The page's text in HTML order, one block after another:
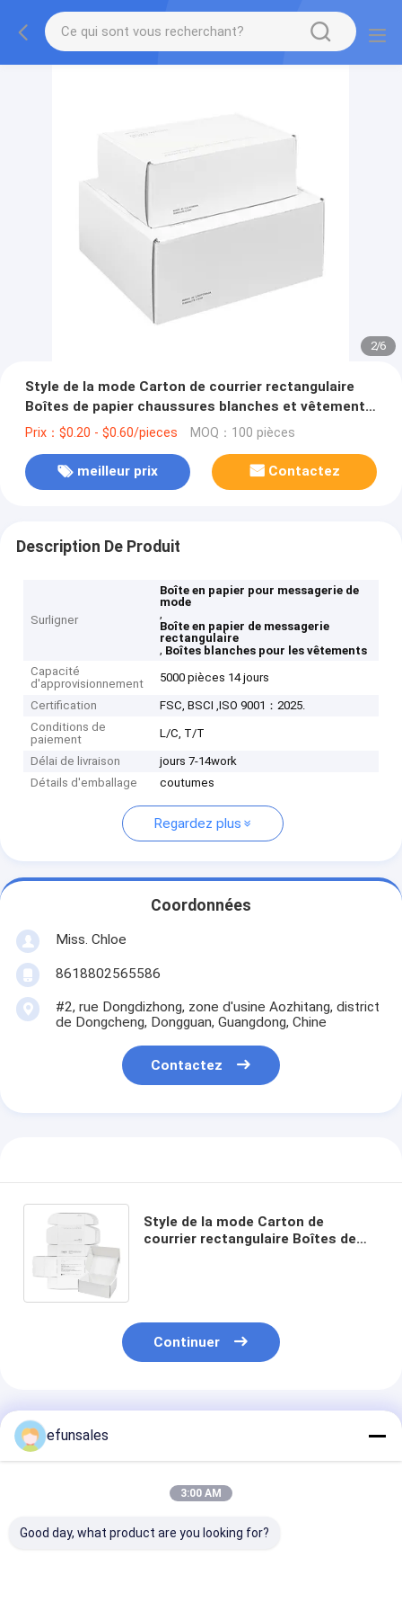
2/6
Style de la mode Carton de courrier rectangulaire
Boîtes de papier chaussures blanches et vêtements
Boîtes d'expédition
Prix：$0.20 - $0.60/pieces MOQ：100 pièces
meilleur prix Contactez
Description De Produit
Surligner
Boîte en papier pour messagerie de
mode
,
Boîte en papier de messagerie
rectangulaire
, Boîtes blanches pour les vêtements
Capacité
d'approvisionnement
5000 pièces 14 jours
Certification
FSC, BSCI ,ISO 9001：2025.
Conditions de
paiement
L/C, T/T
Délai de livraison
jours 7-14work
Détails d'emballage
coutumes
Regardez plus
Coordonnées
Miss. Chloe
8618802565586
#2, rue Dongdizhong, zone d'usine Aozhitang, district
de Dongcheng, Dongguan, Guangdong, Chine
Contactez
Style de la mode Carton de
courrier rectangulaire Boîtes de
Continuer
Produits Recommandés
efunsales
3:00 AM
Good day, what product are you looking for?